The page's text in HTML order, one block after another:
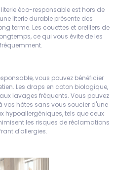
éco-responsable est hors de
literie durable présente des
terme. Les couettes et oreillers de
ce qui vous évite de les
vous pouvez bénéficier
Les draps en coton biologique,
lavages fréquents. Vous pouvez
hôtes sans vous soucier d'une
hypoallergéniques, tels que ceux
les risques de réclamations
d'allergies.